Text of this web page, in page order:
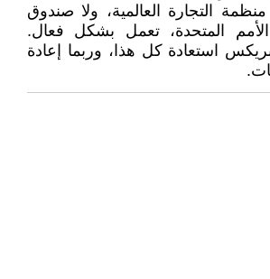
التجارة العالمية، ولا صندوق
الأمم المتحدة، تعمل بشكل فعال.
استعادة كل هذا، وربما إعادة